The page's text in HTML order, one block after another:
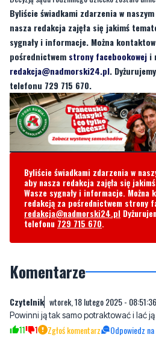
pośrednictwemstrony facebookoweji
redakcja@nadmorski24.pl.
telefonu 729 715 670.
Byliście świadkami zdarzenia w
aby nasza redakcja zajęła się
Wasze sygnały i informacje. Można
redakcja@nadmorski24.pl
telefonu729 715 670.
Komentarze
Powinni ją tak samo potraktować i lać ją
Bążur wtorek, 18 lutego 2025 - 09:18:25
Co to za kobieta? Kto to